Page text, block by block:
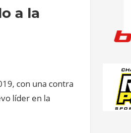
a la
con una contra
líder en la